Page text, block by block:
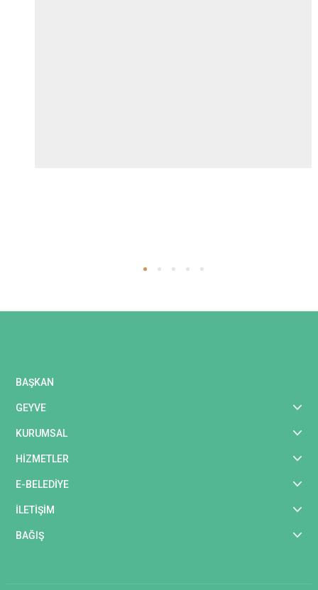
BAŞKAN
GEYVE
KURUMSAL
HİZMETLER
E-BELEDİYE
İLETİŞİM
BAĞIŞ